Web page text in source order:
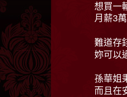
想買一
月薪3
難道存
妳可以
孫華姐
而且在